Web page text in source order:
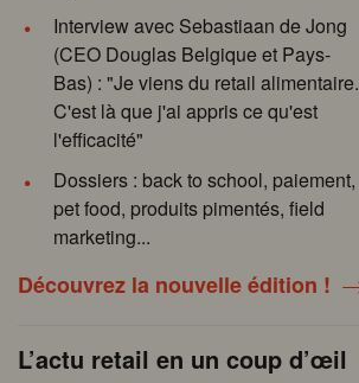
Interview avec Sebastiaan de Jong
(CEO Douglas Belgique et Pays-
Bas) : "Je viens du retail alimentaire.
C'est là que j'ai appris ce qu'est
l'efficacité"
Dossiers : back to school, paiement,
pet food, produits pimentés, field
marketing...
Découvrez la nouvelle édition !
L’actu retail en un coup d’œil